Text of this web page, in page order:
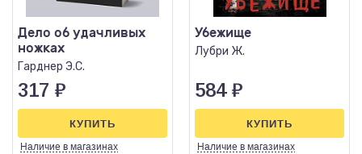
Дело об удачливых
ножках
Гарднер Э.С.
317 ₽
Наличие в магазинах
КУПИТЬ
Убежище
Лубри Ж.
584 ₽
Наличие в магазинах
КУПИТЬ